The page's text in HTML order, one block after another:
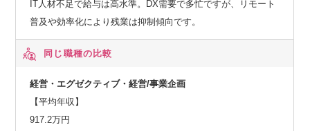
IT人材不足で給与は高水準。DX需要で多忙ですが、リモート
普及や効率化により残業は抑制傾向です。
同じ職種の比較
経営・エグゼクティブ・経営/事業企画
【平均年収】
917.2万円